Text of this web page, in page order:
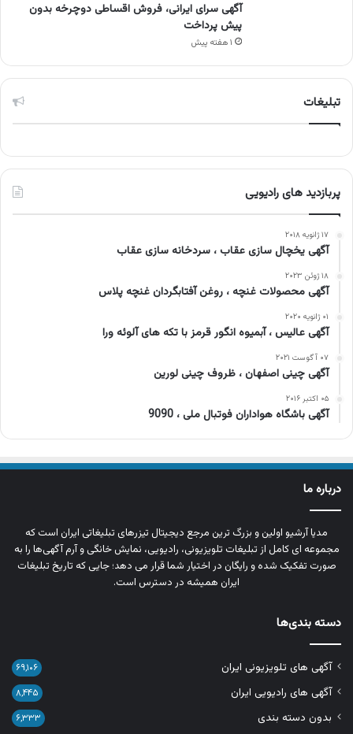
آگهی سرای ایرانی، فروش اقساطی دوچرخه بدون
پیش پرداخت
۱ هفته پیش
تبلیغات
پربازدید های رادیویی
۱۷ ژانویه ۲۰۱۸
آگهی یخچال سازی عقاب ، سردخانه سازی عقاب
۱۸ ژوئن ۲۰۲۳
آگهی محصولات غنچه ، روغن آفتابگردان غنچه پلاس
۰۱ ژانویه ۲۰۲۰
آگهی عالیس ، آبمیوه انگور قرمز با تکه های آلوئه ورا
۰۷ آگوست ۲۰۲۱
آگهی چینی اصفهان ، ظروف چینی لورین
۰۵ اکتبر ۲۰۱۶
آگهی باشگاه هواداران فوتبال ملی ، 9090
درباره ما
مدیا آرشیو اولین و بزرگ‌ ترین مرجع دیجیتال تیزرهای تبلیغاتی ایران است که
مجموعه‌ ای کامل از تبلیغات تلویزیونی، رادیویی، نمایش خانگی و آرم‌ آگهی‌ها را به‌
صورت تفکیک‌ شده و رایگان در اختیار شما قرار می‌ دهد؛ جایی که تاریخ تبلیغات
ایران همیشه در دسترس است.
دسته بندی‌ها
آگهی های تلویزیونی ایران ۶۹,۱۰۶
آگهی های رادیویی ایران ۸,۴۴۵
بدون دسته بندی ۶,۳۳۳